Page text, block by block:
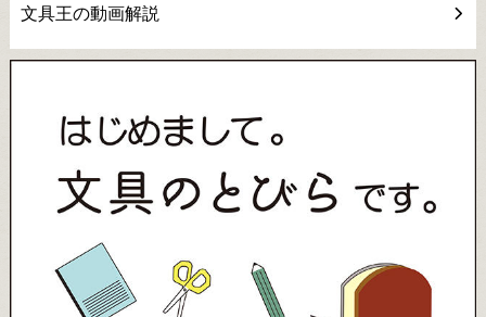
文具王の動画解説